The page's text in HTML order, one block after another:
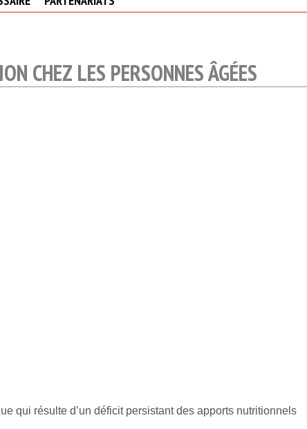
CHEZ LES PERSONNES ÂGÉES
qui résulte d’un déficit persistant des apports nutritionnels